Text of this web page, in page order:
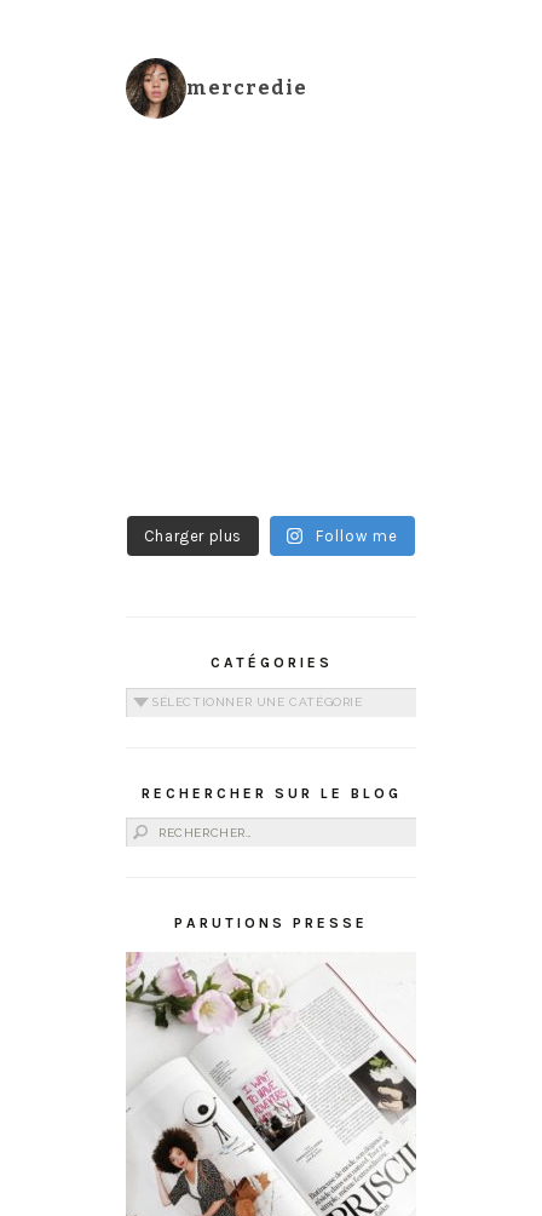
mercredie
Charger plus Follow me
CATÉGORIES
Catégories
RECHERCHER SUR LE BLOG
Rechercher :
PARUTIONS PRESSE